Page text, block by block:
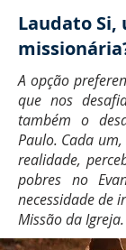
Laudato Si,
A opção
que nos
também o
Paulo. Cada
realidade,
pobres no
necessidade de
Missão da Igreja.